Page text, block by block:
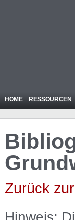
HOME RESSOURCEN
Zurück
Hinweis: